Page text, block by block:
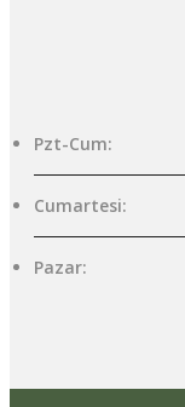
Pzt-Cum:
Cumartesi:
Pazar: